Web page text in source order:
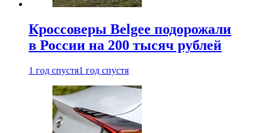
Кроссоверы Belgee подорожали
в России на 200 тысяч рублей
1 год спустя1 год спустя